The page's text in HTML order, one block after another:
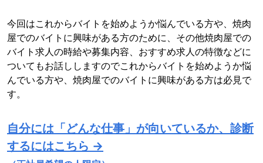
今回はこれからバイトを始めようか悩んでいる方や、焼肉
屋でのバイトに興味がある方のために、その他焼肉屋での
バイト求人の時給や募集内容、おすすめ求人の特徴などに
ついてもお話ししますのでこれからバイトを始めようか悩
んでいる方や、焼肉屋でのバイトに興味がある方は必見で
す。
自分には「どんな仕事」が向いているか、診断
するにはこちら →